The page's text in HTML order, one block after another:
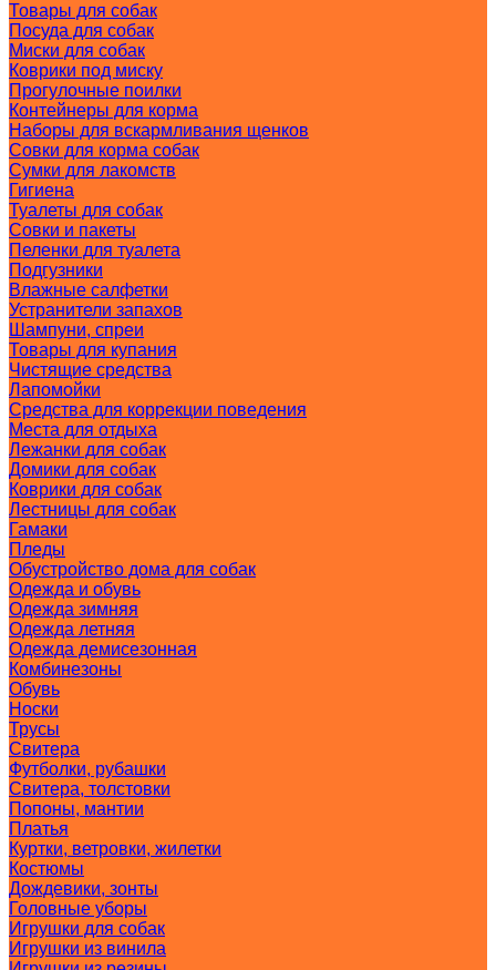
Товары для собак
Посуда для собак
Миски для собак
Коврики под миску
Прогулочные поилки
Контейнеры для корма
Наборы для вскармливания щенков
Совки для корма собак
Сумки для лакомств
Гигиена
Туалеты для собак
Совки и пакеты
Пеленки для туалета
Подгузники
Влажные салфетки
Устранители запахов
Шампуни, спреи
Товары для купания
Чистящие средства
Лапомойки
Средства для коррекции поведения
Места для отдыха
Лежанки для собак
Домики для собак
Коврики для собак
Лестницы для собак
Гамаки
Пледы
Обустройство дома для собак
Одежда и обувь
Одежда зимняя
Одежда летняя
Одежда демисезонная
Комбинезоны
Обувь
Носки
Трусы
Свитера
Футболки, рубашки
Свитера, толстовки
Попоны, мантии
Платья
Куртки, ветровки, жилетки
Костюмы
Дождевики, зонты
Головные уборы
Игрушки для собак
Игрушки из винила